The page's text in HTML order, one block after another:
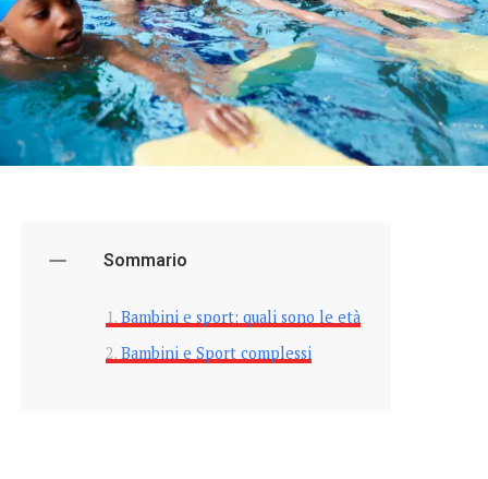
Sommario
Bambini e sport: quali sono le età
Bambini e Sport complessi